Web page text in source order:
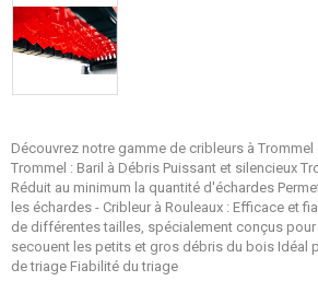
Découvrez notre gamme de cribleurs à Trommel
Trommel : Baril à Débris Puissant et silencieux
Réduit au minimum la quantité d'échardes
les échardes - Cribleur à Rouleaux : Efficace et
de différentes tailles, spécialement conçus
secouent les petits et gros débris du bois Idéal
de triage Fiabilité du triage